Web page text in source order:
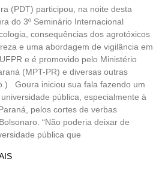
(PDT) participou, na noite desta
do 3º Seminário Internacional
consequências dos agrotóxicos
e uma abordagem de vigilância em
e é promovido pelo Ministério
(MPT-PR) e diversas outras
Goura iniciou sua fala fazendo um
pública, especialmente à
pelos cortes de verbas
“Não poderia deixar de
pública que